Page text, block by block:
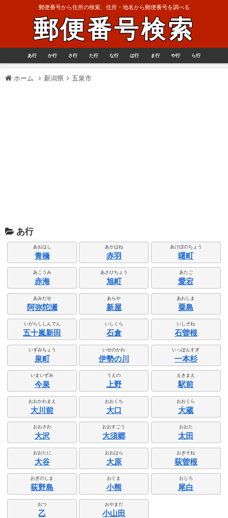
郵便番号から住所の検索、住所・地名から郵便番号を調べる
郵便番号検索
あ行 か行 さ行 た行 な行 は行 ま行 や行 ら行
ホーム 新潟県 五泉市
あ行
あおはし
青橋
あかはね
赤羽
あけぼのちょう
曙町
あこうみ
赤海
あさひちょう
旭町
あたご
愛宕
あみだせ
阿弥陀瀬
あらや
新屋
あわしま
粟島
いがらししんでん
五十嵐新田
いしくら
石倉
いしぞね
石曽根
いずみちょう
泉町
いせのかわ
伊勢の川
いっぽんすぎ
一本杉
いまいずみ
今泉
うえの
上野
えきまえ
駅前
おおかわまえ
大川前
おおくち
大口
おおくら
大蔵
おおさわ
大沢
おおすごう
大須郷
おおた
太田
おおたに
大谷
おおはら
大原
おぎそね
荻曽根
おぎのしま
荻野島
おぐま
小熊
おじろ
尾白
おつ
乙
おやまだ
小山田